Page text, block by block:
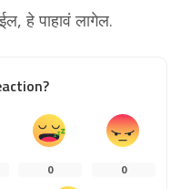
हे पाहावं लागेल.
0 0